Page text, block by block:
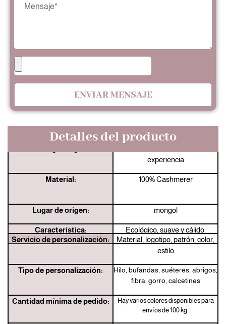
ENVIAR MENSAJE
Detalles del producto
experiencia
Material: 100% Cashmerer
Lugar de origen: mongol
Característica:
Ecológico, suave y cálido.
Servicio de personalización:
Material, logotipo, patrón, color,
estilo
Tipo de personalización:
Hilo, bufandas, suéteres, abrigos,
fibra, gorro, calcetines
Cantidad mínima de pedido:
Hay varios colores disponibles para
envíos de 100 kg.